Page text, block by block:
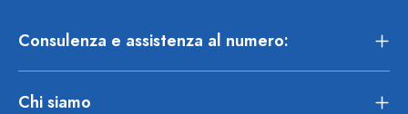
Consulenza e assistenza al numero:
Chi siamo